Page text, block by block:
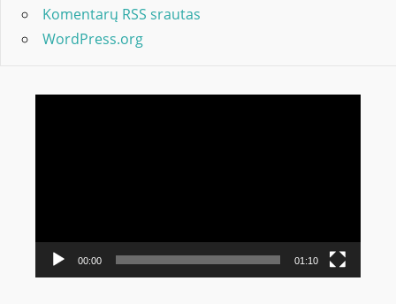
Komentarų RSS srautas
WordPress.org
00:00 01:10